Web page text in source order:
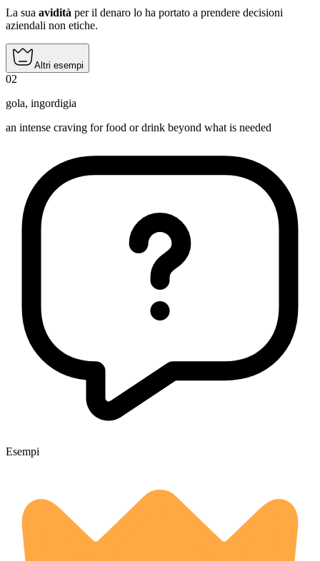
La sua avidità per il denaro lo ha portato a prendere decisioni
aziendali non etiche.
Altri esempi
02
gola, ingordigia
an intense craving for food or drink beyond what is needed
Esempi